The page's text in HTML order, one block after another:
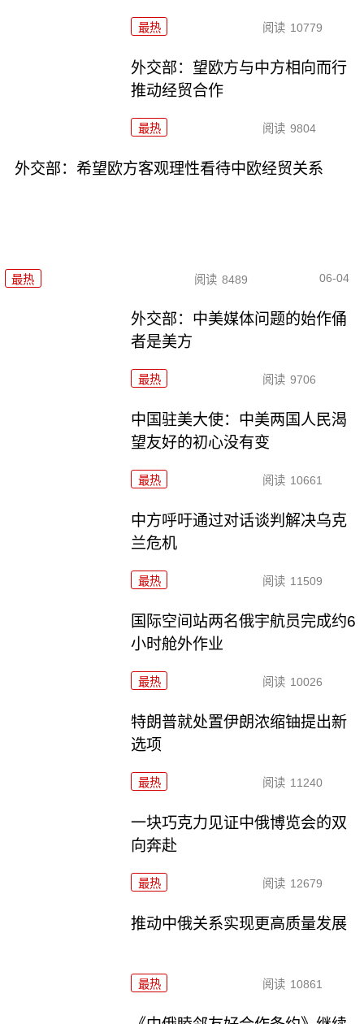
最热 阅读 10779
外交部：望欧方与中方相向而行
推动经贸合作
最热 阅读 9804
外交部：希望欧方客观理性看待中欧经贸关系
最热 阅读 8489 06-04
外交部：中美媒体问题的始作俑
者是美方
最热 阅读 9706
中国驻美大使：中美两国人民渴
望友好的初心没有变
最热 阅读 10661
中方呼吁通过对话谈判解决乌克
兰危机
最热 阅读 11509
国际空间站两名俄宇航员完成约6
小时舱外作业
最热 阅读 10026
特朗普就处置伊朗浓缩铀提出新
选项
最热 阅读 11240
一块巧克力见证中俄博览会的双
向奔赴
最热 阅读 12679
推动中俄关系实现更高质量发展
最热 阅读 10861